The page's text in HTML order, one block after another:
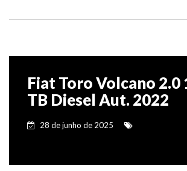
Fiat Toro Volcano 2.0
TB Diesel Aut. 2022
28 de junho de 2025